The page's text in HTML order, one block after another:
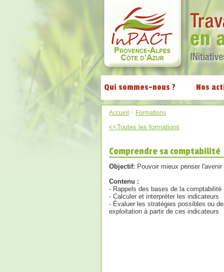
Qui sommes-nous ? Nos
Accueil > Formations
<<Toutes les formations
Comprendre sa comptabilité
Objectif: Pouvoir mieux penser
Contenu :
- Rappels des bases de la comptabilité
- Calculer et interpréter les indicateurs
- Évaluer les stratégies possibles ou
exploitation à partir de ces indicateurs